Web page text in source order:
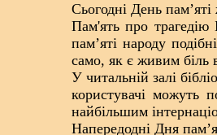
Сьогодні День
Пам'ять про трагедію
пам’яті народу
само, як є живим біль
У читальній залі
користувачі можуть
найбільшим
Напередодні Дня